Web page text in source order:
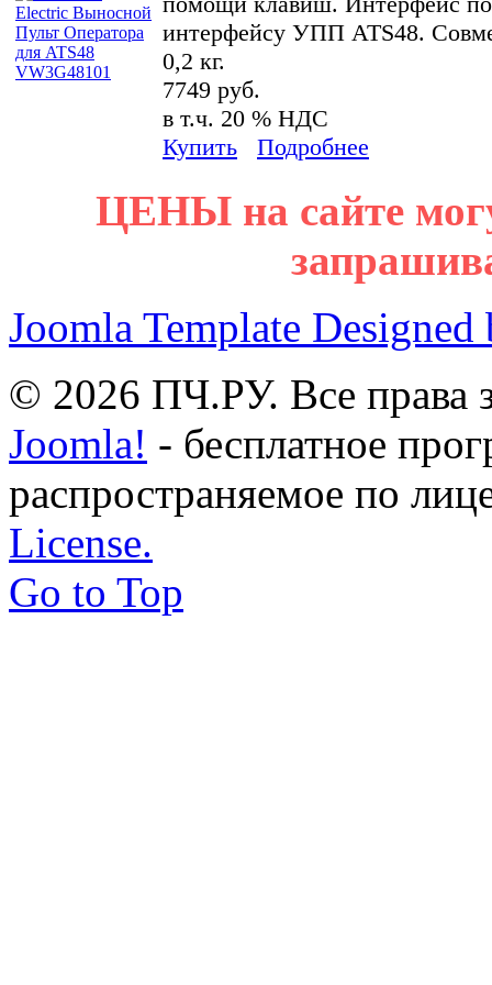
интерфейсу УПП ATS48.
0,2 кг.
7749 руб.
в т.ч. 20 % НДС
Купить
Подробнее
ЦЕНЫ на сайте
Joomla Template Designed
© 2026 ПЧ.РУ. Все права
Joomla! - бесплатное
распространяемое по
License.
Go to Top